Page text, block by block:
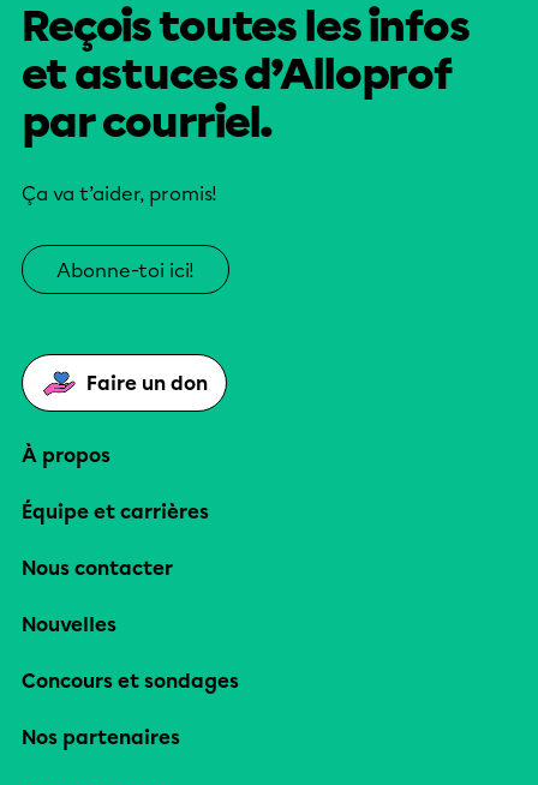
Reçois toutes les infos
et astuces d’Alloprof
par courriel.
Ça va t’aider, promis!
Abonne-toi ici!
Faire un don
À propos
Équipe et carrières
Nous contacter
Nouvelles
Concours et sondages
Nos partenaires